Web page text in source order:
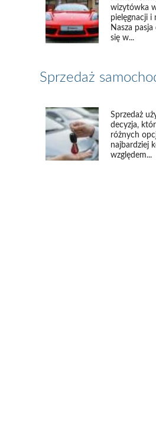
wizytówka
pielęgnacji i
Nasza
się w...
Sprzedaż
Sprzedaż
decyzja,
różnych
najbardziej
względem...